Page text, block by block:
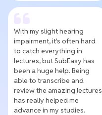
With my slight hearing
impairment, it's often hard
to catch everything in
lectures, but SubEasy has
been a huge help. Being
able to transcribe and
review the amazing lectures
has really helped me
advance in my studies.